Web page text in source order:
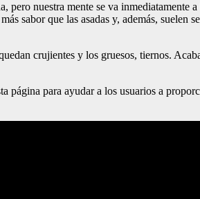
pero nuestra mente se va
sabor que las asadas y, además,
crujientes y los gruesos, tiernos.
página para ayudar a los usuarios a